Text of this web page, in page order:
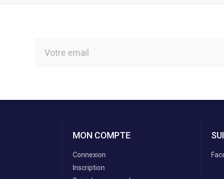
MON COMPTE
Connexion
Inscription